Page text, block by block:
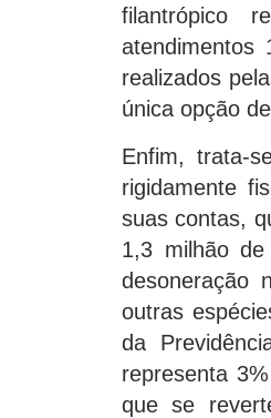
filantrópico
atendimentos
realizados
única opção
Enfim, trata-
rigidamente
suas contas,
1,3 milhão
desoneração
outras
da
representa
que se